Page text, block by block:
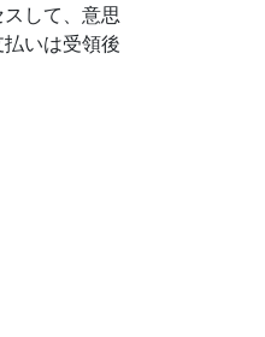
して、意思
いは受領後